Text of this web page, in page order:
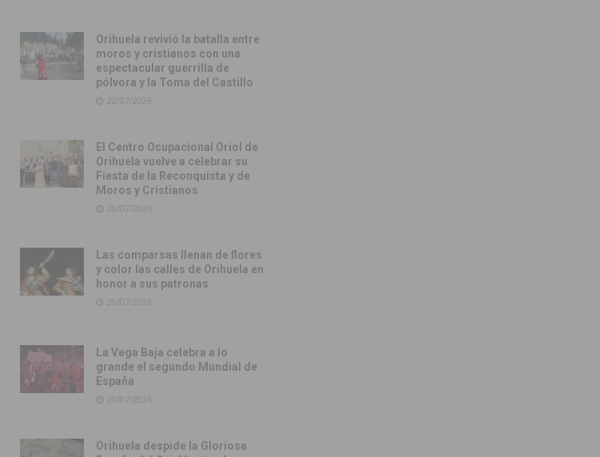
Orihuela revivió la batalla entre
moros y cristianos con una
espectacular guerrilla de
pólvora y la Toma del Castillo
22/07/2026
El Centro Ocupacional Oriol de
Orihuela vuelve a celebrar su
Fiesta de la Reconquista y de
Moros y Cristianos
20/07/2026
Las comparsas llenan de flores
y color las calles de Orihuela en
honor a sus patronas
20/07/2026
La Vega Baja celebra a lo
grande el segundo Mundial de
España
20/07/2026
Orihuela despide la Gloriosa